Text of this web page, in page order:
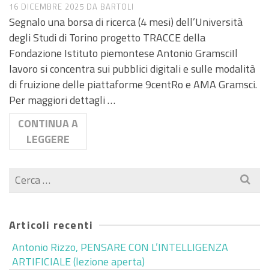
16 DICEMBRE 2025 DA BARTOLI
Segnalo una borsa di ricerca (4 mesi) dell’Università
degli Studi di Torino progetto TRACCE della
Fondazione Istituto piemontese Antonio GramsciIl
lavoro si concentra sui pubblici digitali e sulle modalità
di fruizione delle piattaforme 9centRo e AMA Gramsci.
Per maggiori dettagli …
CONTINUA A
LEGGERE
Cerca
per:
Articoli recenti
Antonio Rizzo, PENSARE CON L’INTELLIGENZA
ARTIFICIALE (lezione aperta)